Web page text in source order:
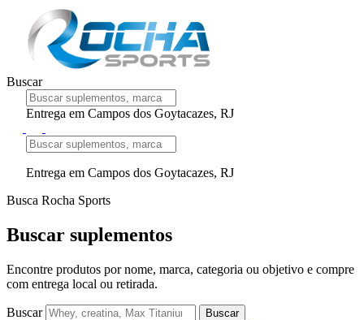
Buscar
Entrega em Campos dos Goytacazes, RJ
Entrega em Campos dos Goytacazes, RJ
Busca Rocha Sports
Buscar suplementos
Encontre produtos por nome, marca, categoria ou objetivo e compre
com entrega local ou retirada.
Buscar Buscar